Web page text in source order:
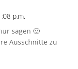
p.m.
sagen 🙂
Ausschnitte zu